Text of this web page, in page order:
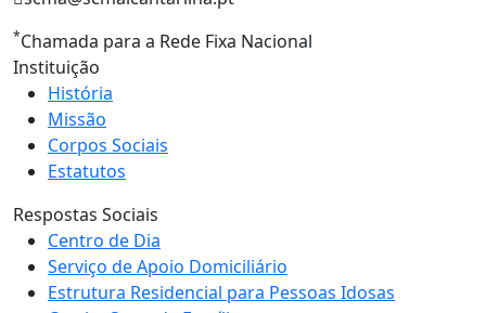
*Chamada para a Rede Fixa Nacional
Instituição
História
Missão
Corpos Sociais
Estatutos
Respostas Sociais
Centro de Dia
Serviço de Apoio Domiciliário
Estrutura Residencial para Pessoas Idosas